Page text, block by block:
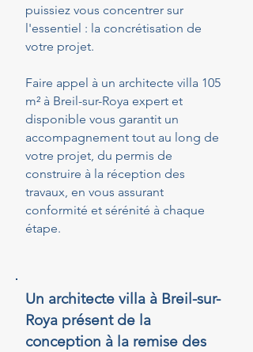
puissiez vous concentrer sur
l'essentiel : la concrétisation de
votre projet.
Faire appel à un architecte villa 105
m² à Breil-sur-Roya expert et
disponible vous garantit un
accompagnement tout au long de
votre projet, du permis de
construire à la réception des
travaux, en vous assurant
conformité et sérénité à chaque
étape.
Un architecte villa à Breil-sur-
Roya présent de la
conception à la remise des